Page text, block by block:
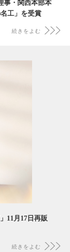
事・関西本部本
工」を受賞
続きをよむ
11月17日再販
続きをよむ